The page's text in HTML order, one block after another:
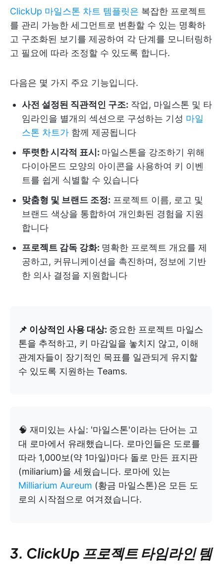
ClickUp 마일스톤 차트 템플릿은 복잡한 프로젝트
를 관리 가능한 세그먼트로 변환할 수 있는 명확하
고 구조화된 보기를 제공하여 각 단계를 모니터링하
고 필요에 따라 조정할 수 있도록 합니다.
다음은 몇 가지 주요 기능입니다.
사전 설정된 직관적인 구조: 작업, 마일스톤 및 타
임라인을 별개의 섹션으로 구성하는 기성 마일
스톤 차트가 함께 제공됩니다
뚜렷한 시각적 표시: 마일스톤을 강조하기 위해
다이아몬드 모양의 아이콘을 사용하여 키 이벤
트를 쉽게 식별할 수 있습니다
맞춤형 및 브랜드 조정: 프로젝트 이름, 로고 및
브랜드 색상을 통합하여 개인화된 경험을 지원
합니다
프로젝트 감독 강화: 명확한 프로젝트 개요를 제
공하고, 커뮤니케이션을 촉진하며, 정보에 기반
한 의사 결정을 지원합니다
📌 이상적인 사용 대상: 중요한 프로젝트 마일스
톤을 추적하고, 키 마감일을 놓치지 않고, 이해
관계자들이 장기적인 목표를 일관되게 유지할
수 있도록 지원하는 Teams.
🧠 재미있는 사실: '마일스톤'이라는 단어는 고
대 로마에서 유래했습니다. 로마인들은 도로를
따라 1,000보(약 1마일)마다 돌로 만든 표지판
(miliarium)을 세웠습니다. 로마에 있는
Milliarium Aureum (황금 마일스톤)은 모든 도
로의 시작점으로 여겨졌습니다.
3. ClickUp 프로젝트 타임라인 템